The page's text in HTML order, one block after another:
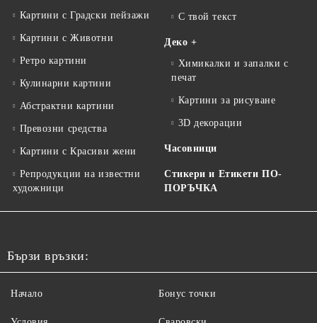
Картини с Градски пейзажи
Картини с Животни
Ретро картини
Кулинарни картини
Абстрактни картини
Превозни средства
Картини с Красиви жени
Репродукции на известни
художници
С твой текст
Деко +
Химикалки и запалки с
печат
Картини за рисуване
3D декорации
Часовници
Стикери и Етикети ПО-
ПОРЪЧКА
Бързи връзки:
Начало Бонус точки